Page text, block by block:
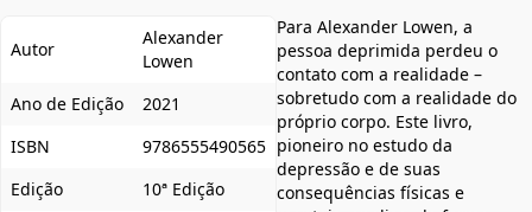
Autor
Alexander
Lowen
Ano de Edição
2021
ISBN
9786555490565
Edição
10ª Edição
Para Alexander Lowen, a
pessoa deprimida perdeu o
contato com a realidade –
sobretudo com a realidade do
próprio corpo. Este livro,
pioneiro no estudo da
depressão e de suas
consequências físicas e